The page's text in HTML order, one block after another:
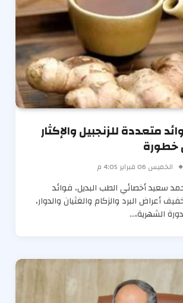
متعددة للزنجبيل والإكثار
الخميس 06 فبراير 4:05 م
سعيد أخصائي الطب البديل، فوائد
أعراض البرد والزكام والغثيان والدوار،
الشهرية،…